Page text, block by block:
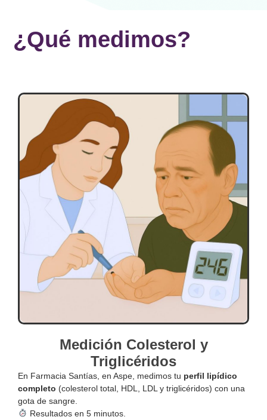
¿Qué medimos?
Medición Colesterol y
Triglicéridos
En Farmacia Santías, en Aspe, medimos tu perfil lipídico
completo (colesterol total, HDL, LDL y triglicéridos) con una
gota de sangre.
Resultados en 5 minutos.